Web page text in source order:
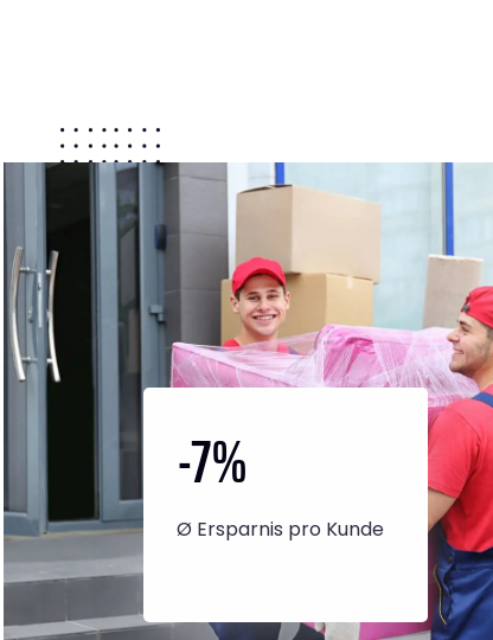
-7%
Ø Ersparnis pro Kunde